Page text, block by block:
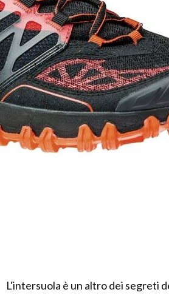
L'intersuola è un altro dei segreti